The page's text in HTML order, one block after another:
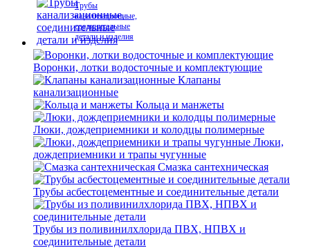
Трубы
канализационные,
соединительные
детали и изделия
Воронки, лотки водосточные и комплектующие
Клапаны
канализационные
Кольца и манжеты
Люки, дождеприемники и колодцы полимерные
Люки,
дождеприемники и трапы чугунные
Смазка сантехническая
Трубы асбестоцементные и соединительные детали
Трубы из поливинилхлорида ПВХ, НПВХ и
соединительные детали